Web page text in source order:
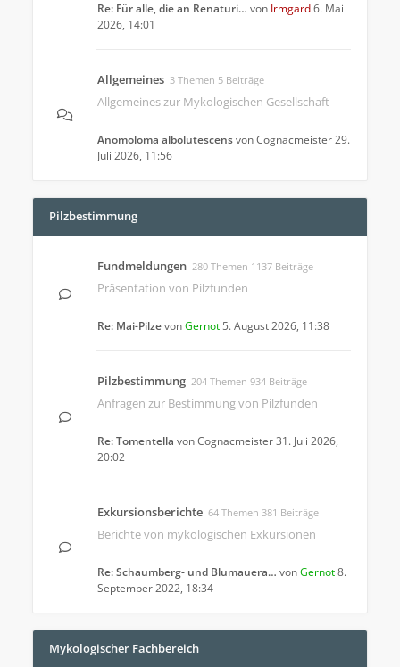
Re: Für alle, die an Renaturi… von Irmgard6. Mai
2026, 14:01
Allgemeines 3 Themen 5 Beiträge
Allgemeines zur Mykologischen Gesellschaft
Anomoloma albolutescensvonCognacmeister29.
Juli 2026, 11:56
Pilzbestimmung
Fundmeldungen 280 Themen 1137 Beiträge
Präsentation von Pilzfunden
Re: Mai-PilzevonGernot 5. August 2026, 11:38
Pilzbestimmung 204 Themen 934 Beiträge
Anfragen zur Bestimmung von Pilzfunden
Re: Tomentella vonCognacmeister31. Juli 2026,
20:02
Exkursionsberichte 64 Themen 381 Beiträge
Berichte von mykologischen Exkursionen
Re: Schaumberg- und Blumauera… vonGernot8.
September 2022, 18:34
Mykologischer Fachbereich